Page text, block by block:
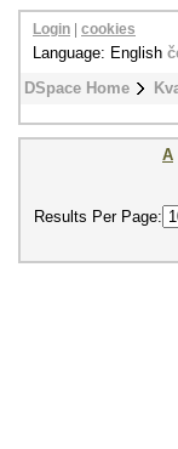
DSpace Home
Login cookies
Language: English
A
Results Per Page: